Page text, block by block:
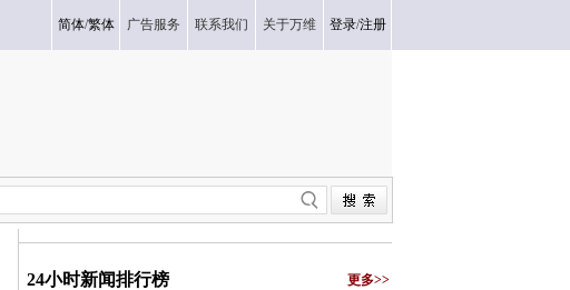
简体/繁体 广告服务 联系我们 关于万维 登录/注册
24小时新闻排行榜 更多>>